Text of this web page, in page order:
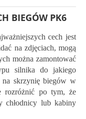
BIEGÓW PK6
cech jest
na zdjęciach, mogą
można zamontować
silnika do jakiego
na skrzynię biegów w
rozróżnić po tym, że
chłodnicy lub kabiny